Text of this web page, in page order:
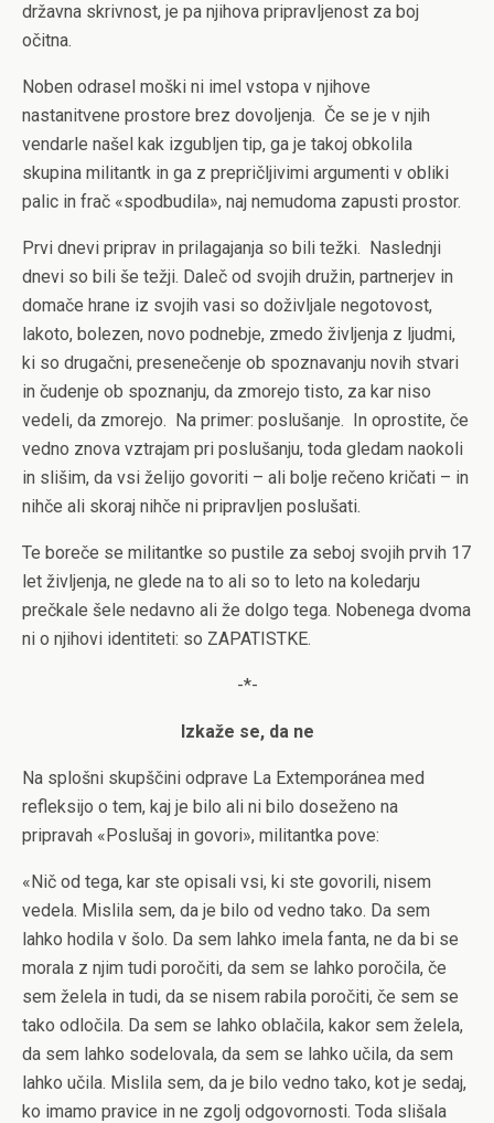
državna skrivnost, je pa njihova pripravljenost za boj
očitna.
Noben odrasel moški ni imel vstopa v njihove
nastanitvene prostore brez dovoljenja. Če se je v njih
vendarle našel kak izgubljen tip, ga je takoj obkolila
skupina militantk in ga z prepričljivimi argumenti v obliki
palic in frač «spodbudila», naj nemudoma zapusti prostor.
Prvi dnevi priprav in prilagajanja so bili težki. Naslednji
dnevi so bili še težji. Daleč od svojih družin, partnerjev in
domače hrane iz svojih vasi so doživljale negotovost,
lakoto, bolezen, novo podnebje, zmedo življenja z ljudmi,
ki so drugačni, presenečenje ob spoznavanju novih stvari
in čudenje ob spoznanju, da zmorejo tisto, za kar niso
vedeli, da zmorejo. Na primer: poslušanje. In oprostite, če
vedno znova vztrajam pri poslušanju, toda gledam naokoli
in slišim, da vsi želijo govoriti – ali bolje rečeno kričati – in
nihče ali skoraj nihče ni pripravljen poslušati.
Te boreče se militantke so pustile za seboj svojih prvih 17
let življenja, ne glede na to ali so to leto na koledarju
prečkale šele nedavno ali že dolgo tega. Nobenega dvoma
ni o njihovi identiteti: so ZAPATISTKE.
-*-
Izkaže se, da ne
Na splošni skupščini odprave La Extemporánea med
refleksijo o tem, kaj je bilo ali ni bilo doseženo na
pripravah «Poslušaj in govori», militantka pove:
«Nič od tega, kar ste opisali vsi, ki ste govorili, nisem
vedela. Mislila sem, da je bilo od vedno tako. Da sem
lahko hodila v šolo. Da sem lahko imela fanta, ne da bi se
morala z njim tudi poročiti, da sem se lahko poročila, če
sem želela in tudi, da se nisem rabila poročiti, če sem se
tako odločila. Da sem se lahko oblačila, kakor sem želela,
da sem lahko sodelovala, da sem se lahko učila, da sem
lahko učila. Mislila sem, da je bilo vedno tako, kot je sedaj,
ko imamo pravice in ne zgolj odgovornosti. Toda slišala